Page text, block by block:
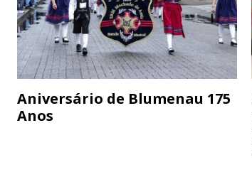
Aniversário de Blumenau 175
Anos